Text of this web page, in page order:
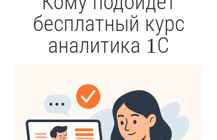
бесплатный курс
аналитика 1С